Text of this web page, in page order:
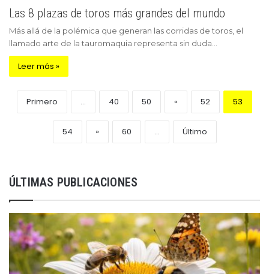
Las 8 plazas de toros más grandes del mundo
Más allá de la polémica que generan las corridas de toros, el
llamado arte de la tauromaquia representa sin duda…
Leer más »
Primero ... 40 50 « 52 53
54 » 60 ... Último
ÚLTIMAS PUBLICACIONES